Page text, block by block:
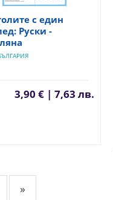
с един
Руски -
3,90 € | 7,63 лв.
»